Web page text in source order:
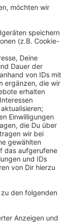
Umleitung ist
sollen
in Jüchen
Bosch-
das aber erst
dort die